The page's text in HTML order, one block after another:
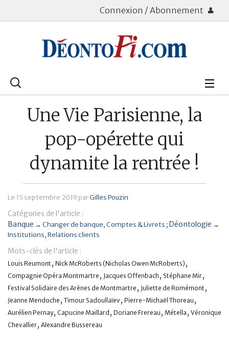
Connexion / Abonnement
Rechercher
Placements
Assurance Vie
Patrimoine
Immobilier
Une Vie Parisienne, la
pop-opérette qui
dynamite la rentrée !
Le 15 septembre 2019 parGilles Pouzin
Catégories de l'article :
Banque → Changer de banque Comptes & Livrets Déontologie →
Institutions Relations clients
Mots-clés de l'article :
Louis Reumont, Nick McRoberts (Nicholas Owen McRoberts) ,
Compagnie Opéra Montmartre , Jacques Offenbach , Stéphane Mir,
Festival Solidaire des Arènes de Montmartre , Juliette de Romémont,
Jeanne Mendoche , Timour Sadoullaïev, Pierre-Michaël Thoreau ,
Aurélien Pernay, Capucine Maillard , Doriane Frereau , Métella , Véronique
Chevallier, Alexandre Bussereau